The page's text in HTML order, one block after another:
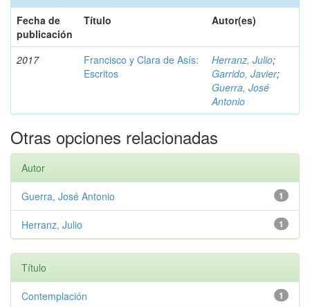
Fecha de
publicación
Título Autor(es)
2017
Francisco y Clara de Asís:
Escritos
Herranz, Julio;
Garrido, Javier;
Guerra, José
Antonio
Otras opciones relacionadas
Autor
1
Guerra, José Antonio
1
Herranz, Julio
Título
1
Contemplación